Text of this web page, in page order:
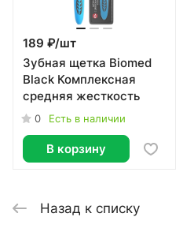
189 ₽/шт
Зубная щетка Biomed
Black Комплексная
средняя жесткость
0 Есть в наличии
В корзину
Назад к списку